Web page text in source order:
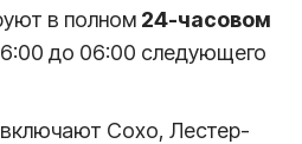
в полном 24-часовом
до 06:00 следующего
Сохо, Лестер-